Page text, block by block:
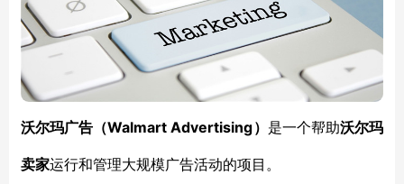
沃尔玛广告 （Walmart Advertising） 是一个帮助沃尔玛
卖家运行和管理大规模广告活动的项目。